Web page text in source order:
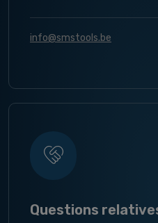
info@smstools.be
Questions